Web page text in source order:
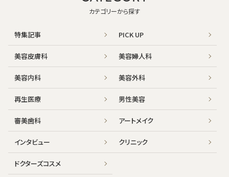
カテゴリーから探す
特集記事 PICK UP
美容皮膚科 美容婦人科
美容内科 美容外科
再生医療 男性美容
審美歯科 アートメイク
インタビュー クリニック
ドクターズコスメ